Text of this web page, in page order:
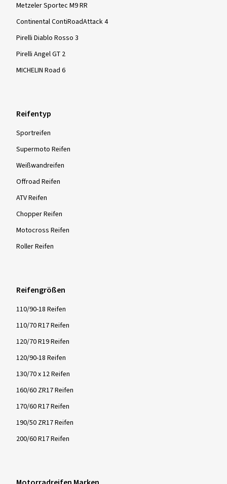
Metzeler Sportec M9 RR
Continental ContiRoadAttack 4
Pirelli Diablo Rosso 3
Pirelli Angel GT 2
MICHELIN Road 6
Reifentyp
Sportreifen
Supermoto Reifen
Weißwandreifen
Offroad Reifen
ATV Reifen
Chopper Reifen
Motocross Reifen
Roller Reifen
Reifengrößen
110/90-18 Reifen
110/70 R17 Reifen
120/70 R19 Reifen
120/90-18 Reifen
130/70 x 12 Reifen
160/60 ZR17 Reifen
170/60 R17 Reifen
190/50 ZR17 Reifen
200/60 R17 Reifen